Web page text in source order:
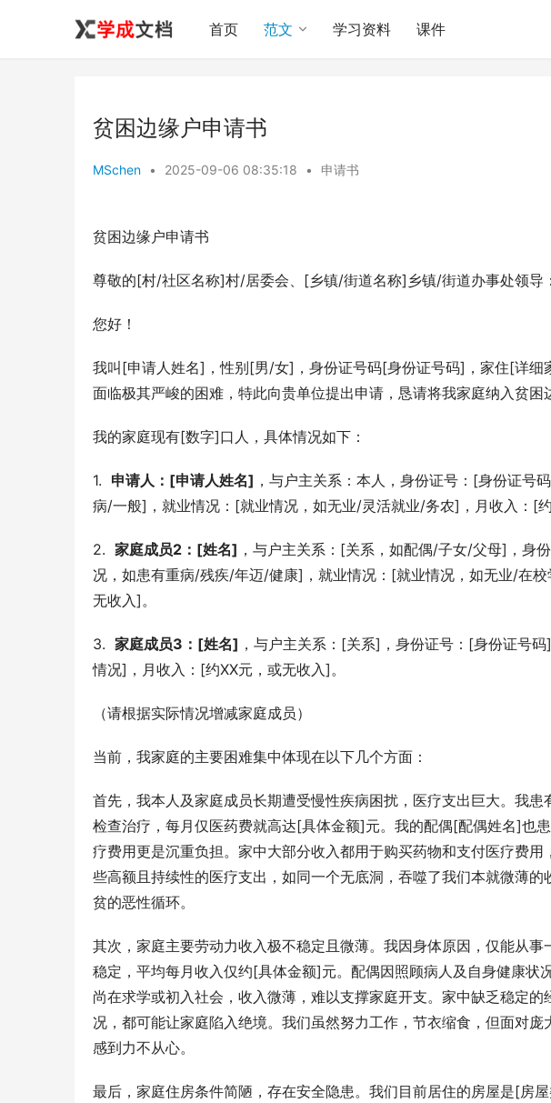
首页 范文 学习资料 课件
贫困边缘户申请书
MSchen • 2025-09-06 08:35:18 • 申请书
贫困边缘户申请书
尊敬的[村/社区名称]村/居委会、[乡镇/街道名称]乡镇/街道办事处领导：
您好！
我叫[申请人姓名]，性别[男/女]，身份证号码[身份证号码]，家住[详
面临极其严峻的困难，特此向贵单位提出申请，恳请将我家庭纳入贫困
我的家庭现有[数字]口人，具体情况如下：
1. 申请人：[申请人姓名] ，与户主关系：本人，身份证号：[身份证号
病/一般]，就业情况：[就业情况，如无业/灵活就业/务农]，月收入：[约
2. 家庭成员2：[姓名] ，与户主关系：[关系，如配偶/子女/父母]，身
况，如患有重病/残疾/年迈/健康]，就业情况：[就业情况，如无业/在
无收入]。
3. 家庭成员3：[姓名] ，与户主关系：[关系]，身份证号：[身份证号
情况]，月收入：[约XX元，或无收入]。
（请根据实际情况增减家庭成员）
当前，我家庭的主要困难集中体现在以下几个方面：
首先，我本人及家庭成员长期遭受慢性疾病困扰，医疗支出巨大。我
检查治疗，每月仅医药费就高达[具体金额]元。我的配偶[配偶姓名]也
疗费用更是沉重负担。家中大部分收入都用于购买药物和支付医疗费
些高额且持续性的医疗支出，如同一个无底洞，吞噬了我们本就微薄
贫的恶性循环。
其次，家庭主要劳动力收入极不稳定且微薄。我因身体原因，仅能从
稳定，平均每月收入仅约[具体金额]元。配偶因照顾病人及自身健康状
尚在求学或初入社会，收入微薄，难以支撑家庭开支。家中缺乏稳定
况，都可能让家庭陷入绝境。我们虽然努力工作，节衣缩食，但面对
感到力不从心。
最后，家庭住房条件简陋，存在安全隐患。我们目前居住的房屋是[房